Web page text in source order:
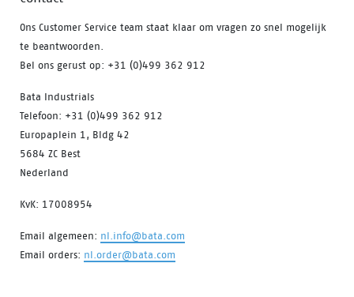
Ons Customer Service team staat klaar om vragen zo snel mogelijk
te beantwoorden.
Bel ons gerust op: +31 (0)499 362 912
Bata Industrials
Telefoon: +31 (0)499 362 912
Europaplein 1, Bldg 42
5684 ZC Best
Nederland
KvK: 17008954
Email algemeen: nl.info@bata.com
Email orders: nl.order@bata.com